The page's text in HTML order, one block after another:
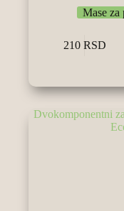
Mase za
210 RSD